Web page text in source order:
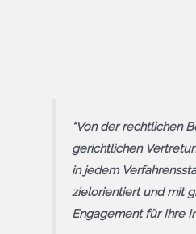
“Von der rechtlichen
gerichtlichen
in jedem
zielorientiert und mit
Engagement für Ihre